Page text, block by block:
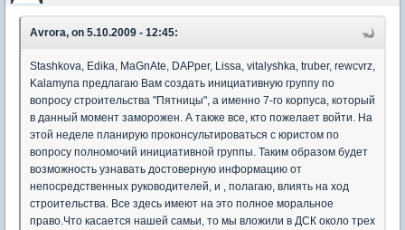
Avrora, on 5.10.2009 - 12:45:
Stashkova, Edika, MaGnAte, DAPper, Lissa, vitalyshka, truber, rewcvrz,
Kalamyna предлагаю Вам создать инициативную группу по
вопросу строительства "Пятницы", а именно 7-го корпуса, который
в данный момент заморожен. А также все, кто пожелает войти. На
этой неделе планирую проконсультироваться с юристом по
вопросу полномочий инициативной группы. Таким образом будет
возможность узнавать достоверную информацию от
непосредственных руководителей, и , полагаю, влиять на ход
строительства. Все здесь имеют на это полное моральное
право.Что касается нашей самьи, то мы вложили в ДСК около трех